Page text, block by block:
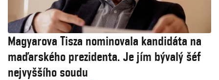
Magyarova Tisza nominovala kandidáta na
maďarského prezidenta. Je jím bývalý šéf
nejvyššího soudu